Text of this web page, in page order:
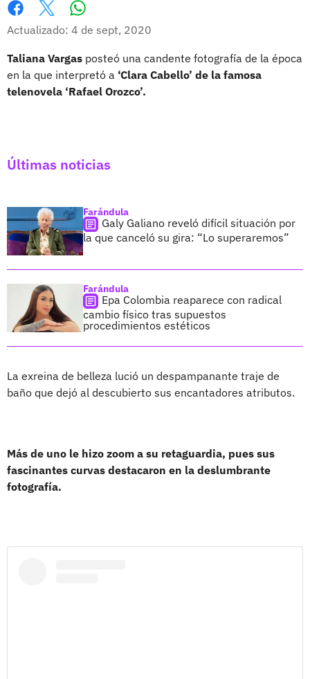
Facebook
X
Actualizado: 4 de sept, 2020
Taliana Vargas posteó una candente fotografía de la época
en la que interpretó a ‘Clara Cabello’ de la famosa
telenovela ‘Rafael Orozco’.
Últimas noticias
Farándula
Galy Galiano reveló difícil situación por
la que canceló su gira: “Lo superaremos”
Farándula
Epa Colombia reaparece con radical
cambio físico tras supuestos
procedimientos estéticos
La exreina de belleza lució un despampanante traje de
baño que dejó al descubierto sus encantadores atributos.
Más de uno le hizo zoom a su retaguardia, pues sus
fascinantes curvas destacaron en la deslumbrante
fotografía.